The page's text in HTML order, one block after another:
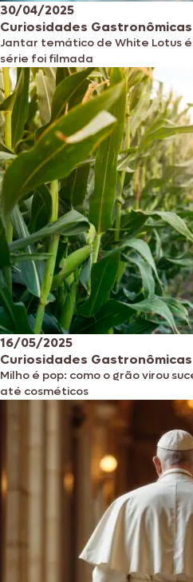
30/04/2025
Curiosidades Gastronômicas
Jantar temático de White Lotus
série foi filmada
16/05/2025
Curiosidades Gastronômicas
Milho é pop: como o grão virou
até cosméticos